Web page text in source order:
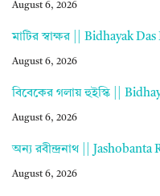
August 6, 2026
মাটির স্বাক্ষর || Bidhayak
August 6, 2026
বিবেকের গলায় হুইস্কি ||
August 6, 2026
অন্য রবীন্দ্রনাথ || Jashobanta
August 6, 2026